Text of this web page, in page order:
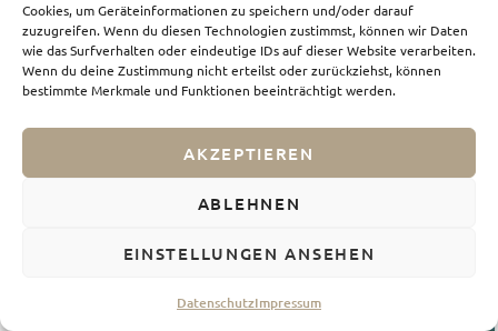
Cookies, um Geräteinformationen zu speichern und/oder darauf
zuzugreifen. Wenn du diesen Technologien zustimmst, können wir Daten
wie das Surfverhalten oder eindeutige IDs auf dieser Website verarbeiten.
Wenn du deine Zustimmung nicht erteilst oder zurückziehst, können
bestimmte Merkmale und Funktionen beeinträchtigt werden.
AKZEPTIEREN
ABLEHNEN
EINSTELLUNGEN ANSEHEN
DatenschutzImpressum